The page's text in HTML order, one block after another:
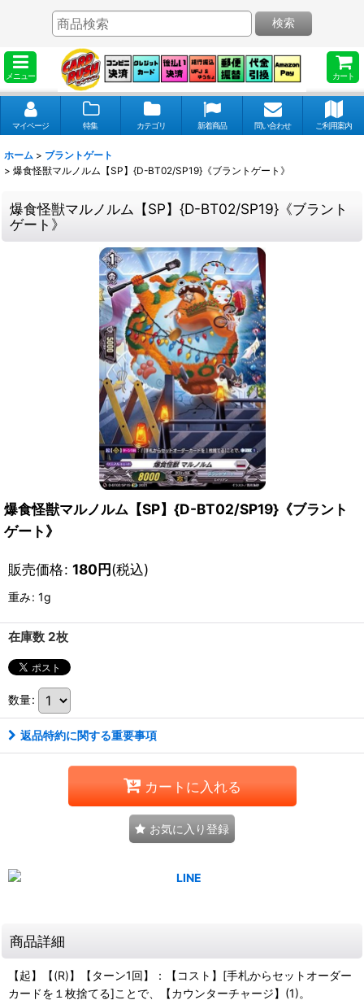
メニュー カート
検索
マイページ 特集 カテゴリ 新着商品 問い合わせ ご利用案内
ホーム > ブラントゲート
> 爆食怪獣マルノルム【SP】{D-BT02/SP19}《ブラントゲート》
爆食怪獣マルノルム【SP】{D-BT02/SP19}《ブラント
ゲート》
爆食怪獣マルノルム【SP】{D-BT02/SP19}《ブラント
ゲート》
販売価格: 180円(税込)
重み: 1g
在庫数 2枚
数量:
返品特約に関する重要事項
カートに入れる
お気に入り登録
商品詳細
【起】【(R)】【ターン1回】：【コスト】[手札からセットオーダー
カードを１枚捨てる]ことで、【カウンターチャージ】(1)。